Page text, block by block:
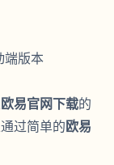
端版本
欧易官网下载的
过简单的 欧易